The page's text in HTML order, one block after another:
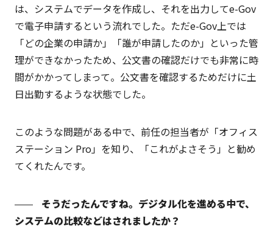
は、システムでデータを作成し、それを出力してe-Gov
で電子申請するという流れでした。ただe-Gov上では
「どの企業の申請か」「誰が申請したのか」といった管
理ができなかったため、公文書の確認だけでも非常に時
間がかかってしまって。公文書を確認するためだけに土
日出勤するような状態でした。
このような問題がある中で、前任の担当者が「オフィス
ステーション Pro」を知り、「これがよさそう」と勧め
てくれたんです。
そうだったんですね。デジタル化を進める中で、
システムの比較などはされましたか？